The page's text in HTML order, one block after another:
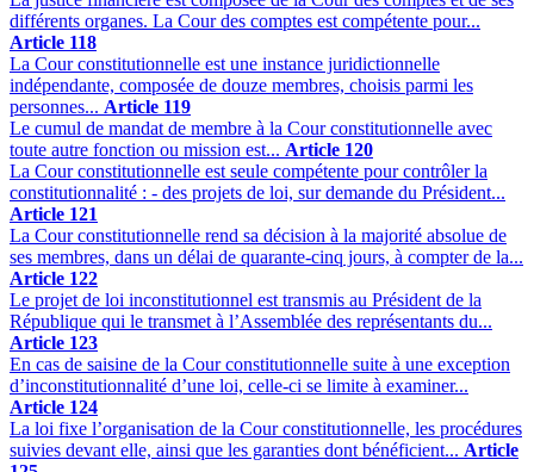
différents organes. La Cour des comptes est compétente pour...
Article 118
La Cour constitutionnelle est une instance juridictionnelle
indépendante, composée de douze membres, choisis parmi les
personnes... Article 119
Le cumul de mandat de membre à la Cour constitutionnelle avec
toute autre fonction ou mission est... Article 120
La Cour constitutionnelle est seule compétente pour contrôler la
constitutionnalité : - des projets de loi, sur demande du Président...
Article 121
La Cour constitutionnelle rend sa décision à la majorité absolue de
ses membres, dans un délai de quarante-cinq jours, à compter de la...
Article 122
Le projet de loi inconstitutionnel est transmis au Président de la
République qui le transmet à l’Assemblée des représentants du...
Article 123
En cas de saisine de la Cour constitutionnelle suite à une exception
d’inconstitutionnalité d’une loi, celle-ci se limite à examiner...
Article 124
La loi fixe l’organisation de la Cour constitutionnelle, les procédures
suivies devant elle, ainsi que les garanties dont bénéficient... Article